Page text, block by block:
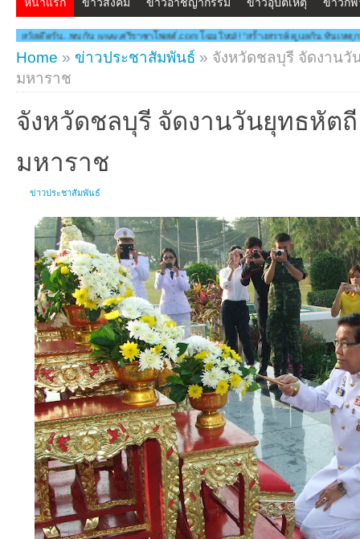
ศรีราชาโพสต์.com โฉมใหม่!! "สร้างสรรค์ ดูแลกัน ทันเหตุการณ์" ***สวัสดีครับ...พบ
Home » ข่าวประชาสัมพันธ์ » จังหวัดชลบุรี จัดงานวั
มหาราช
จังหวัดชลบุรี จัดงานวันยุทธหัต
มหาราช
ข่าวประชาสัมพันธ์